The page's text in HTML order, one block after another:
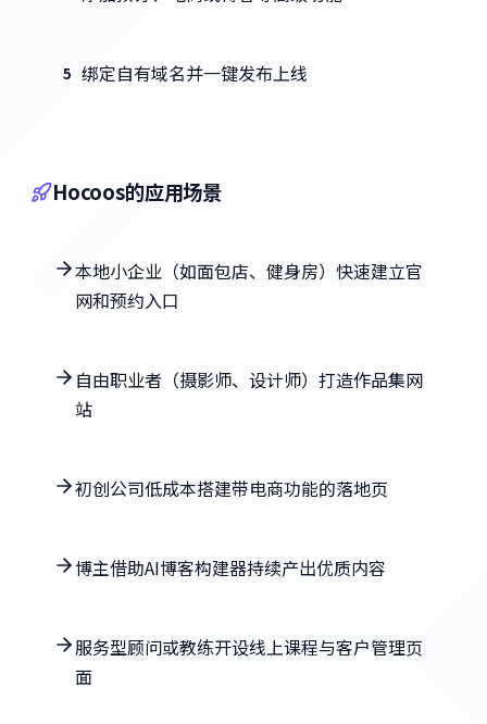
5 绑定自有域名并一键发布上线
Hocoos的应用场景
本地小企业（如面包店、健身房）快速建立官
网和预约入口
自由职业者（摄影师、设计师）打造作品集网
站
初创公司低成本搭建带电商功能的落地页
博主借助AI博客构建器持续产出优质内容
服务型顾问或教练开设线上课程与客户管理页
面